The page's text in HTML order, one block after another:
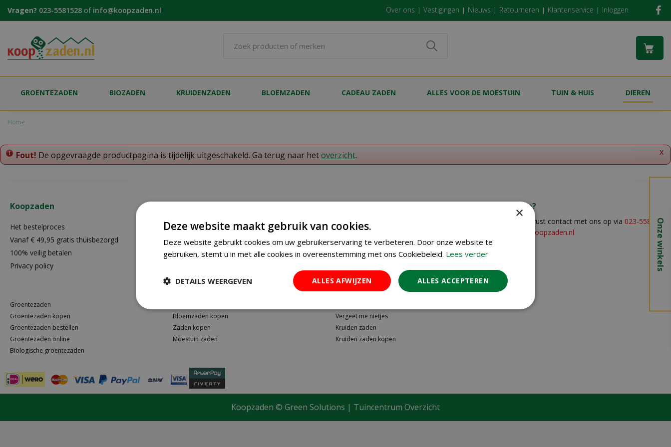
naar
Home
Vragen? 023-5581528 of info@koopzaden.nl Over ons Vestigingen Nieuws Retourneren Klantenservice Inloggen
GROENTEZADEN BIOZADEN KRUIDENZADEN BLOEMZADEN CADEAU ZADEN ALLES VOOR DE MOESTUIN TUIN & HUIS DIEREN
x
Fout! De opgevraagde productpagina is tijdelijk uitgeschakeld. Ga terug naar hetoverzicht.
Koopzaden
Het bestelproces
Vanaf € 49,95 gratis thuisbezorgd
100% veilig betalen
Privacy policy
Contact opnemen
Klantenservice
Retourneren
Vragen?
Neem gerust contact met ons op via 023-5581528
info@koopzaden.nl
Groentezaden
Groentezaden kopen
Groentezaden bestellen
Groentezaden online
Biologische groentezaden
Bloemzaden kopen
Zaden kopen
Moestuin zaden
Vergeet me nietjes
Kruiden zaden
Kruiden zaden kopen
Koopzaden © Green Solutions | Tuincentrum Overzicht
Onze winkels
×
Deze website maakt gebruik van cookies.
Deze website gebruikt cookies om uw gebruikerservaring te verbeteren. Door onze website te
gebruiken, stemt u in met alle cookies in overeenstemming met ons Cookiebeleid. Lees verder
ALLES ACCEPTEREN
ALLES AFWIJZEN
DETAILS WEERGEVEN